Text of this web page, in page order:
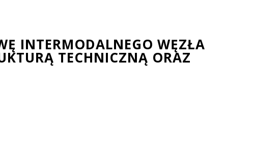
INTERMODALNEGO WĘZŁA
TECHNICZNĄ ORAZ